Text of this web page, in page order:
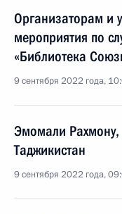
Организаторам и
мероприятия по
«Библиотека
9 сентября 2022 года,
Эмомали Рахмону,
Таджикистан
9 сентября 2022 года,